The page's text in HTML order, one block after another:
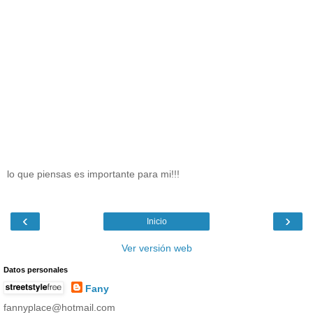
lo que piensas es importante para mi!!!
‹ ›
Inicio
Ver versión web
Datos personales
Fany
fannyplace@hotmail.com